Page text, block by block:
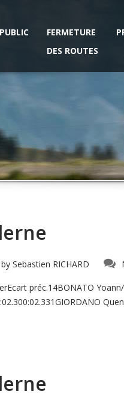
PUBLIC
FERMETURE
DES ROUTES
Sebastien RICHARD
préc.14BONATO